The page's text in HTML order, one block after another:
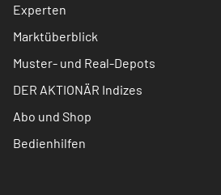
Experten
Marktüberblick
Muster- und Real-Depots
DER AKTIONÄR Indizes
Abo und Shop
Bedienhilfen